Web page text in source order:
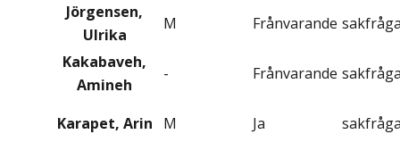
Jörgensen,
Ulrika
M Frånvarande
Kakabaveh,
Amineh
- Frånvarande
Karapet, Arin M Ja